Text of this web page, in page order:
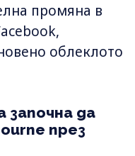
промяна в
облеклото
започна да
през